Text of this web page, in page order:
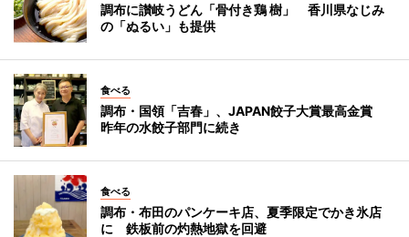
調布に讃岐うどん「骨付き鶏 樹」 香川県なじみ
の「ぬるい」も提供
食べる
調布・国領「吉春」、JAPAN餃子大賞最高金賞
昨年の水餃子部門に続き
食べる
調布・布田のパンケーキ店、夏季限定でかき氷店
に 鉄板前の灼熱地獄を回避